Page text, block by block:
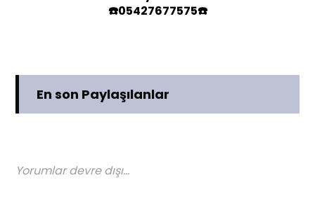
☎️05427677575☎️
En son Paylaşılanlar
Yorumlar devre dışı...